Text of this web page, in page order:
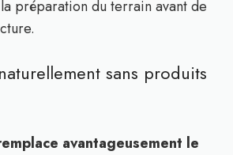
préparation du terrain avant de
sans produits
avantageusement le